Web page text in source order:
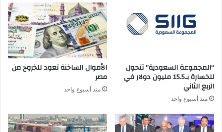
“المجموعة السعودية” تتحول
للخسارة بـ15.5 مليون دولار في
الربع الثاني
منذ أسبوع واحد
الأموال الساخنة تعود للخروج من
مصر
منذ أسبوع واحد